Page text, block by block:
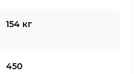
154 кг
450